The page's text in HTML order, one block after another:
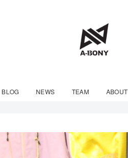
BLOG NEWS TEAM ABOUT